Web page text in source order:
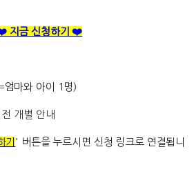
지금 신청하기 ❤️
엄마와 아이 1명)
개별 안내
기 ' 버튼을 누르시면 신청 링크로 연결됩니